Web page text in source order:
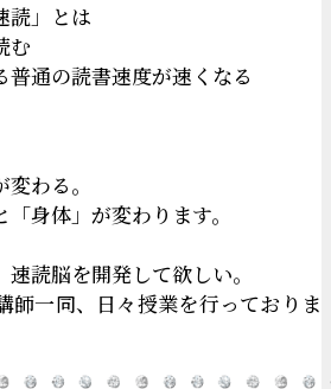
読」とは
む
通の読書速度が速くなる
わる。
身体」が変わります。
読脳を開発して欲しい。
師一同、日々授業を行っておりま